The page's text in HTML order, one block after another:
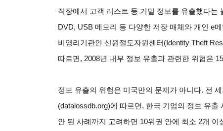
직장에서 고객 리스트 등 기밀 정보를 유출했다
DVD, USB 메모리 등 다양한 저장 매체와 개인 e
비영리기관인 신원절도자원센터(Identity Theft
따르면, 2008년 내부 정보 유출과 관련한 위협은
정보 유출의 위험은 미국만의 문제가 아니다. 전
(datalossdb.org)에 따르면, 한국 기업의 정보 유
안 된 사례까지 고려하면 10위권 안에 최소 2개